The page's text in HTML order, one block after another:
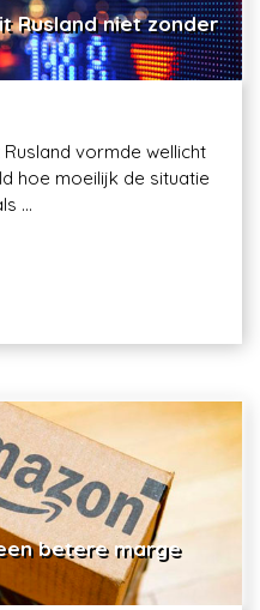
Rusland niet zonder
vormde wellicht
hoe moeilijk de situatie
...
betere marge